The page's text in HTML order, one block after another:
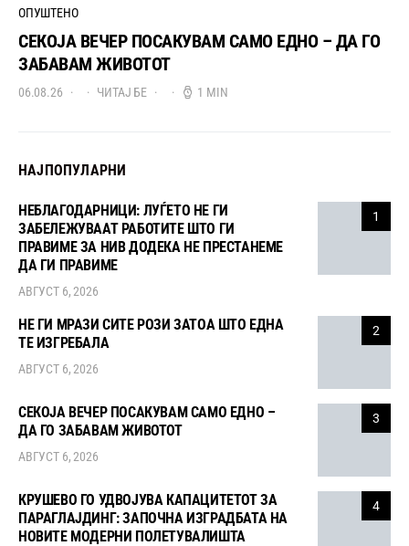
ОПУШТЕНО
СЕКОЈА ВЕЧЕР ПОСАКУВАМ САМО ЕДНО – ДА ГО
ЗАБАВАМ ЖИВОТОТ
06.08.26 ЧИТАЈ БЕ 1 MIN
НАЈПОПУЛАРНИ
1
НЕБЛАГОДАРНИЦИ: ЛУЃЕТО НЕ ГИ
ЗАБЕЛЕЖУВААТ РАБОТИТЕ ШТО ГИ
ПРАВИМЕ ЗА НИВ ДОДЕКА НЕ ПРЕСТАНЕМЕ
ДА ГИ ПРАВИМЕ
АВГУСТ 6, 2026
2
НЕ ГИ МРАЗИ СИТЕ РОЗИ ЗАТОА ШТО ЕДНА
ТЕ ИЗГРЕБАЛА
АВГУСТ 6, 2026
3
СЕКОЈА ВЕЧЕР ПОСАКУВАМ САМО ЕДНО –
ДА ГО ЗАБАВАМ ЖИВОТОТ
АВГУСТ 6, 2026
4
КРУШЕВО ГО УДВОЈУВА КАПАЦИТЕТОТ ЗА
ПАРАГЛАЈДИНГ: ЗАПОЧНА ИЗГРАДБАТА НА
НОВИТЕ МОДЕРНИ ПОЛЕТУВАЛИШТА